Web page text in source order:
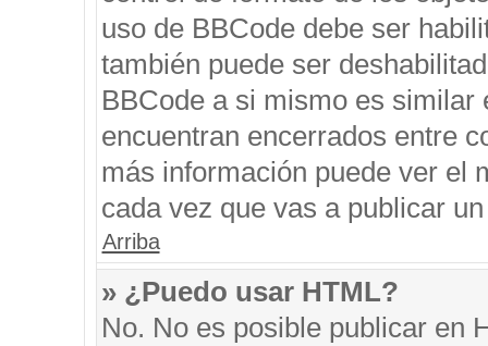
uso de BBCode debe ser
también puede ser
BBCode a si mismo es
encuentran encerrados entre
más información puede ver el
cada vez que vas a publicar
Arriba
» ¿Puedo usar HTML?
No. No es posible publicar en